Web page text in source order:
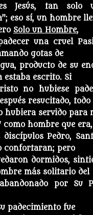
Jesús, tan solo
eso sí, un hombre
Solo un Hombre,
una cruel
gotas de
producto de su
estaba escrito. Si
no hubiese
resucitado, todo
hubiera servido para
hombre que era,
discípulos Pedro,
confortaran; pero
dormidos,
más solitario del
por Su
fue